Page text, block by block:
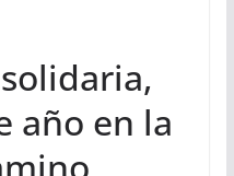
año en la